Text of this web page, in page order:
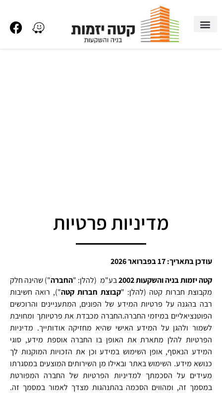
מדיניות פרטיות
עודכן בתאריך: 17 בפברואר 2026
קטה יזמות בניה והשקעות 2002
בע"מ (להלן: "החברה") שהינה חלק
מקבוצת חברות קטה (להלן: "קבוצת חברות קטה"), רואה חשיבות
רבה בהגנה על פרטיות המידע של הפונים, המתעניינים והרוכשים
הפוטנציאליים במיזמי החברה.החברה מכבדת את פרטיותך ומחויבת
לשמור ולהגן על המידע האישי שהיא מחזיקה אודותייך. מדיניות
הפרטיות להלן מתארת את האופן בו החברה אוספת מידע, סוגי
המידע הנאסף, אופן השימוש במידע וכן את הזכויות המוקנות לך
כנושא מידע. השימוש באתר ובאילו מן השירותים המוצעים במסגרתו
מעידים על הסכמתך למדיניות הפרטיות של החברה המפורטת
במסמך זה, ומהווים הסכמה בהתנהגות מצדך לאמור במסמך זה.